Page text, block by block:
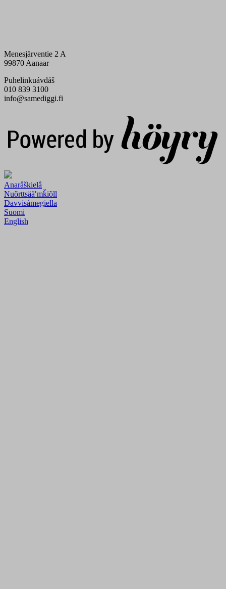
Menesjärventie 2 A
99870 Aanaar
Puhelinkuávdáš
010 839 3100
info@samediggi.fi
Anarâškielâ
Nuõrttsääʹmǩiõll
Davvisámegiella
Suomi
English